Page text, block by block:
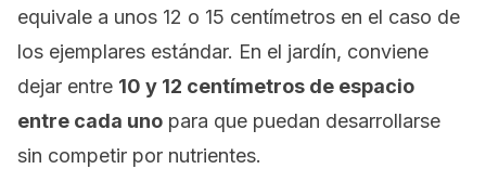
equivale a unos 12 o 15 centímetros en el caso de
los ejemplares estándar. En el jardín, conviene
dejar entre 10 y 12 centímetros de espacio
entre cada uno para que puedan desarrollarse
sin competir por nutrientes.